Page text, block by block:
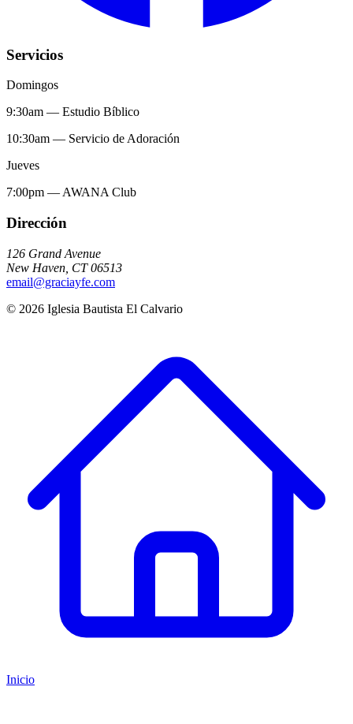
Servicios
Domingos
9:30am — Estudio Bíblico
10:30am — Servicio de Adoración
Jueves
7:00pm — AWANA Club
Dirección
126 Grand Avenue
New Haven CT 06513
email@graciayfe.com
© 2026 Iglesia Bautista El Calvario
Inicio